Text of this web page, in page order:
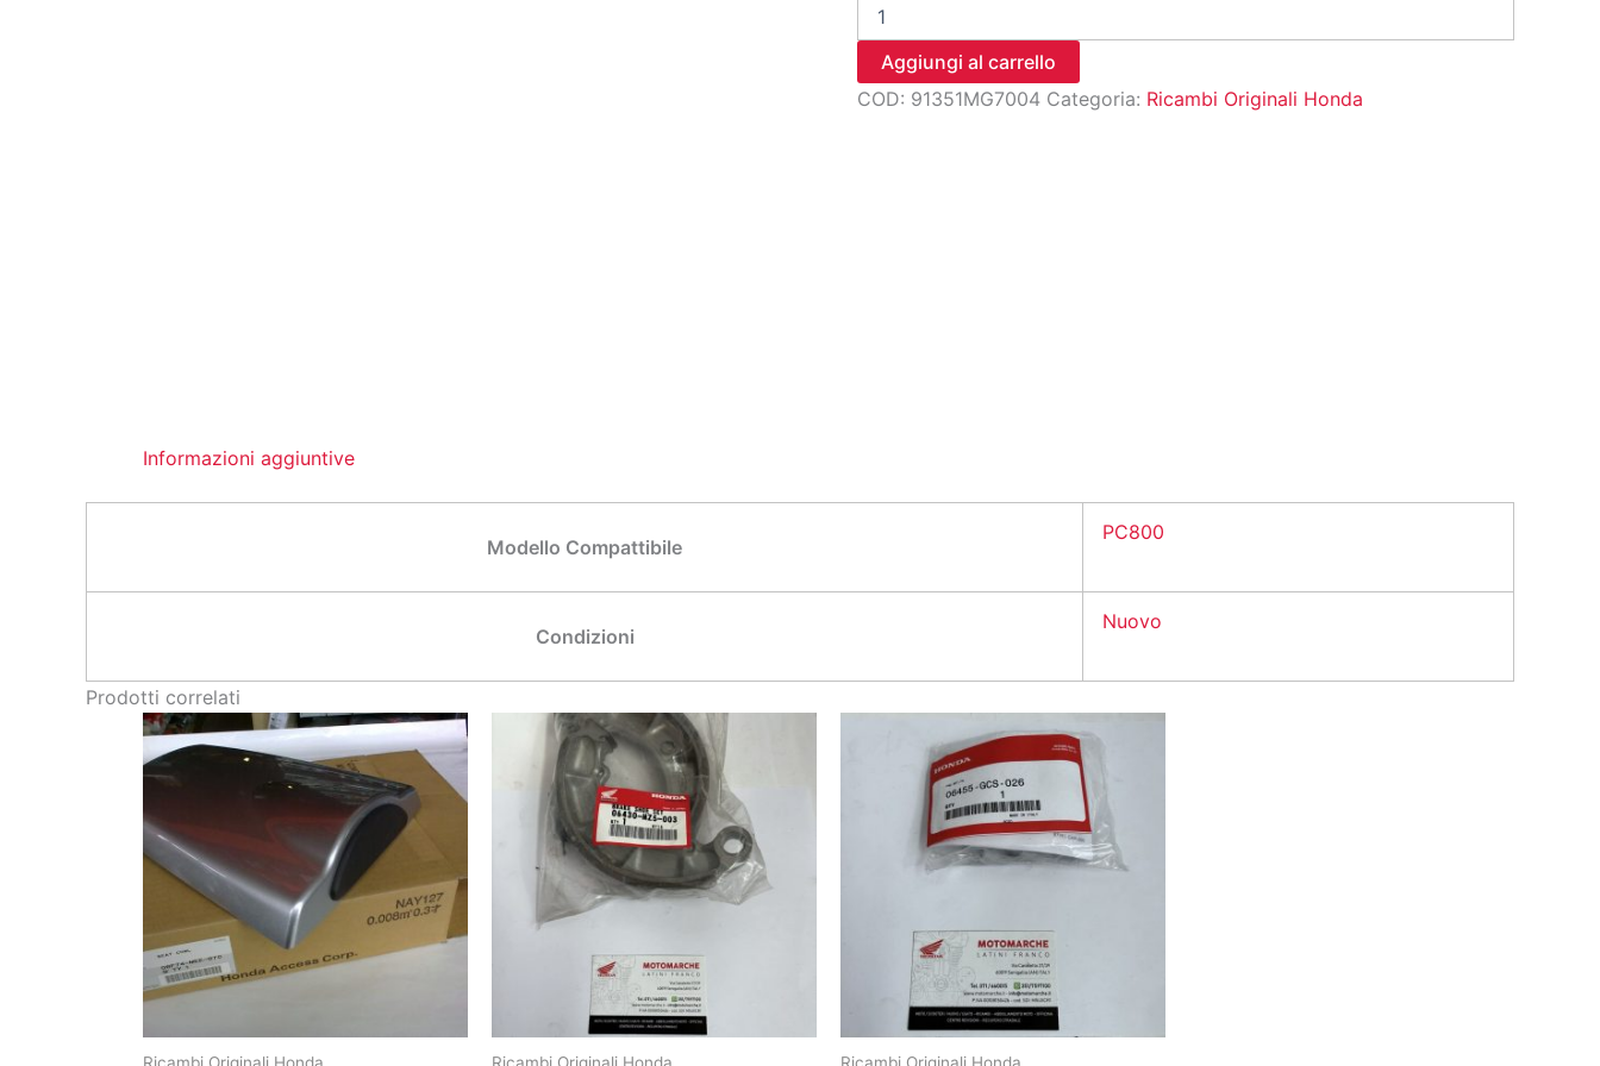
35.3x2.4
(no
Aggiungi al carrello
COD: 91351MG7004 Categoria: Ricambi Originali Honda
Informazioni aggiuntive
Modello Compattibile
PC800
Condizioni
Nuovo
Prodotti correlati
Ricambi Originali Honda Ricambi Originali Honda Ricambi Originali Honda